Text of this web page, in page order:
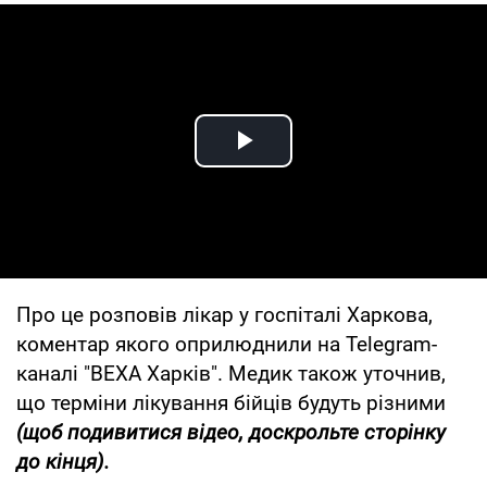
Play Video
Про це розповів лікар у госпіталі Харкова,
коментар якого оприлюднили на Telegram-
каналі "ВЕХА Харків". Медик також уточнив,
що терміни лікування бійців будуть різними
(щоб подивитися відео, доскрольте сторінку
до кінця).